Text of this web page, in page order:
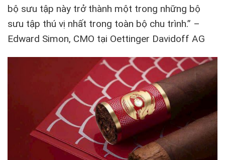
bộ sưu tập này trở thành một trong những bộ
sưu tập thú vị nhất trong toàn bộ chu trình.” –
Edward Simon, CMO tại Oettinger Davidoff AG